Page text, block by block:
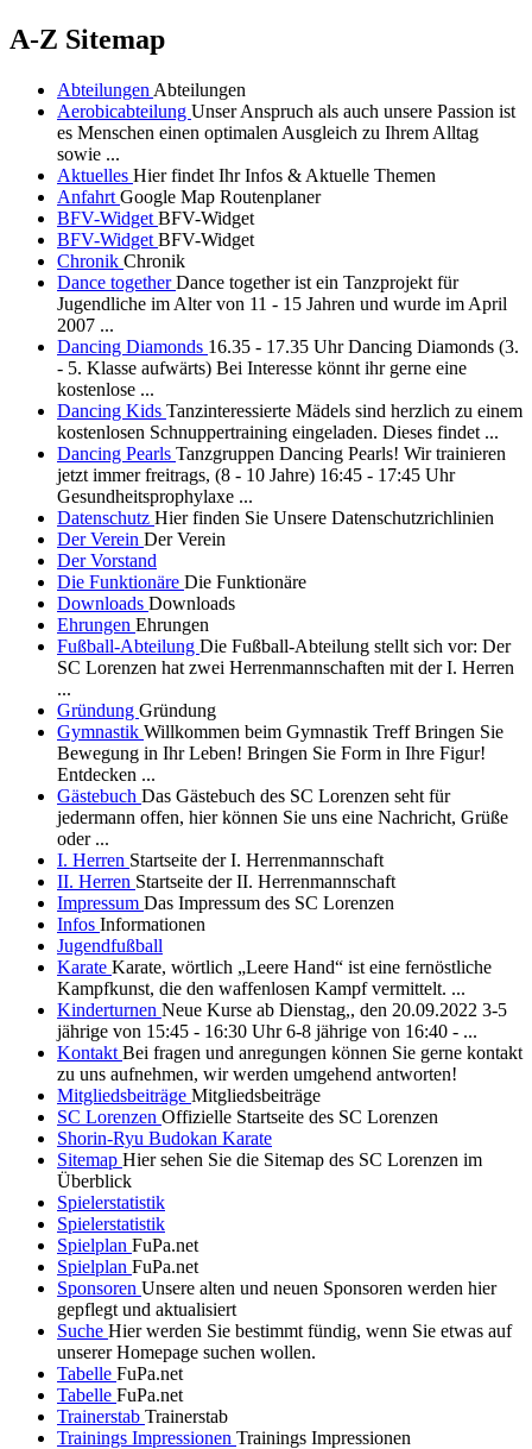
A-Z Sitemap
Abteilungen Abteilungen
Aerobicabteilung Unser Anspruch als auch unsere Passion ist
es Menschen einen optimalen Ausgleich zu Ihrem Alltag
sowie ...
Aktuelles Hier findet Ihr Infos & Aktuelle Themen
Anfahrt Google Map Routenplaner
BFV-Widget BFV-Widget
BFV-Widget BFV-Widget
Chronik Chronik
Dance togetherDance together ist ein Tanzprojekt für
Jugendliche im Alter von 11 - 15 Jahren und wurde im April
2007 ...
Dancing Diamonds 16.35 - 17.35 Uhr Dancing Diamonds (3.
- 5. Klasse aufwärts) Bei Interesse könnt ihr gerne eine
kostenlose ...
Dancing Kids Tanzinteressierte Mädels sind herzlich zu einem
kostenlosen Schnuppertraining eingeladen. Dieses findet ...
Dancing Pearls Tanzgruppen Dancing Pearls! Wir trainieren
jetzt immer freitrags, (8 - 10 Jahre) 16:45 - 17:45 Uhr
Gesundheitsprophylaxe ...
Datenschutz Hier finden Sie Unsere Datenschutzrichlinien
Der Verein Der Verein
Der Vorstand
Die Funktionäre Die Funktionäre
Downloads Downloads
Ehrungen Ehrungen
Fußball-Abteilung Die Fußball-Abteilung stellt sich vor: Der
SC Lorenzen hat zwei Herrenmannschaften mit der I. Herren
...
Gründung Gründung
Gymnastik Willkommen beim Gymnastik Treff Bringen Sie
Bewegung in Ihr Leben! Bringen Sie Form in Ihre Figur!
Entdecken ...
Gästebuch Das Gästebuch des SC Lorenzen seht für
jedermann offen, hier können Sie uns eine Nachricht, Grüße
oder ...
I. Herren Startseite der I. Herrenmannschaft
II. Herren Startseite der II. Herrenmannschaft
Impressum Das Impressum des SC Lorenzen
Infos Informationen
Jugendfußball
Karate Karate, wörtlich „Leere Hand“ ist eine fernöstliche
Kampfkunst, die den waffenlosen Kampf vermittelt. ...
Kinderturnen Neue Kurse ab Dienstag,, den 20.09.2022 3-5
jährige von 15:45 - 16:30 Uhr 6-8 jährige von 16:40 - ...
Kontakt Bei fragen und anregungen können Sie gerne kontakt
zu uns aufnehmen, wir werden umgehend antworten!
Mitgliedsbeiträge Mitgliedsbeiträge
SC Lorenzen Offizielle Startseite des SC Lorenzen
Shorin-Ryu Budokan Karate
Sitemap Hier sehen Sie die Sitemap des SC Lorenzen im
Überblick
Spielerstatistik
Spielerstatistik
Spielplan FuPa.net
Spielplan FuPa.net
Sponsoren Unsere alten und neuen Sponsoren werden hier
gepflegt und aktualisiert
Suche Hier werden Sie bestimmt fündig, wenn Sie etwas auf
unserer Homepage suchen wollen.
Tabelle FuPa.net
Tabelle FuPa.net
Trainerstab Trainerstab
Trainings Impressionen Trainings Impressionen